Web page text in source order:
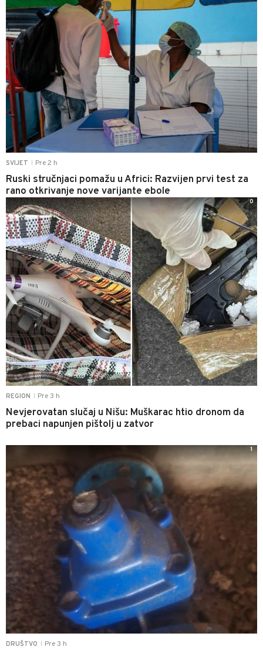
SVIJET Pre 2 h
Ruski stručnjaci pomažu u Africi: Razvijen prvi test za
rano otkrivanje nove varijante ebole
REGION Pre 3 h
Nevjerovatan slučaj u Nišu: Muškarac htio dronom da
prebaci napunjen pištolj u zatvor
0
DRUŠTVO Pre 3 h
1